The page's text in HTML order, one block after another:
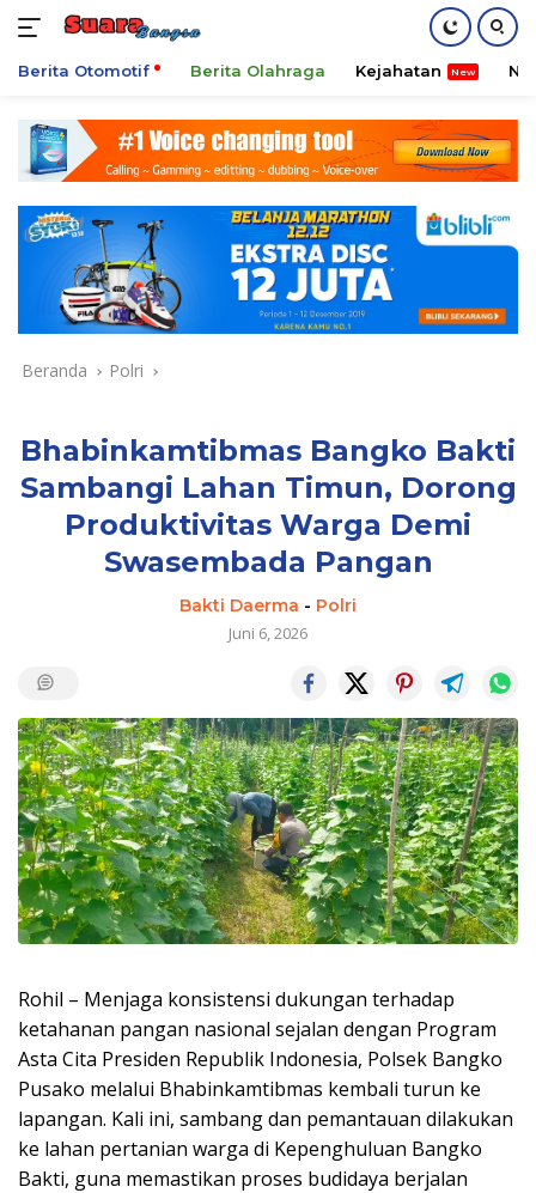
konten
Berita Otomotif Berita Olahraga Kejahatan
Beranda Polri
Bhabinkamtibmas Bangko Bakti
Sambangi Lahan Timun, Dorong
Produktivitas Warga Demi
Swasembada Pangan
Bakti Daerma - Polri
Juni 6, 2026
Rohil – Menjaga konsistensi dukungan terhadap
ketahanan pangan nasional sejalan dengan Program
Asta Cita Presiden Republik Indonesia, Polsek Bangko
Pusako melalui Bhabinkamtibmas kembali turun ke
lapangan. Kali ini, sambang dan pemantauan dilakukan
ke lahan pertanian warga di Kepenghuluan Bangko
Bakti, guna memastikan proses budidaya berjalan